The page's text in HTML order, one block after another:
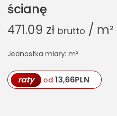
ścianę
471.09 zł brutto / m²
Jednostka miary: m²
raty od 13,66PLN